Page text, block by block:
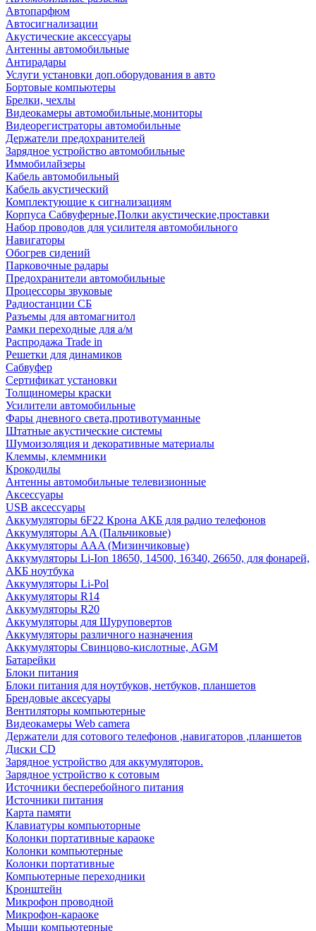
Автопарфюм
Автосигнализации
Акустические аксессуары
Антенны автомобильные
Антирадары
Услуги установки доп.оборудования в авто
Бортовые компьютеры
Брелки, чехлы
Видеокамеры автомобильные,мониторы
Видеорегистраторы автомобильные
Держатели предохранителей
Зарядное устройство автомобильные
Иммобилайзеры
Кабель автомобильный
Кабель акустический
Комплектующие к сигнализациям
Корпуса Сабвуферные,Полки акустические,проставки
Набор проводов для усилителя автомобильного
Навигаторы
Обогрев сидений
Парковочные радары
Предохранители автомобильные
Процессоры звуковые
Радиостанции СБ
Разъемы для автомагнитол
Рамки переходные для а/м
Распродажа Trade in
Решетки для динамиков
Сабвуфер
Сертификат установки
Толщиномеры краски
Усилители автомобильные
Фары дневного света,противотуманные
Штатные акустические системы
Шумоизоляция и декоративные материалы
Клеммы, клеммники
Крокодилы
Антенны автомобильные телевизионные
Аксессуары
USB аксессуары
Аккумуляторы 6F22 Крона АКБ для радио телефонов
Аккумуляторы AA (Пальчиковые)
Аккумуляторы AAA (Мизинчиковые)
Аккумуляторы Li-Ion 18650, 14500, 16340, 26650, для фонарей,
АКБ ноутбука
Аккумуляторы Li-Pol
Аккумуляторы R14
Аккумуляторы R20
Аккумуляторы для Шуруповертов
Аккумуляторы различного назначения
Аккумуляторы Свинцово-кислотные, AGM
Батарейки
Блоки питания
Блоки питания для ноутбуков, нетбуков, планшетов
Брендовые аксесуары
Вентиляторы компьютерные
Видеокамеры Web camera
Держатели для сотового телефонов ,навигаторов ,планшетов
Диски CD
Зарядное устройство для аккумуляторов.
Зарядное устройство к сотовым
Источники бесперебойного питания
Источники питания
Карта памяти
Клавиатуры компьюторные
Колонки портативные караоке
Колонки компьютерные
Колонки портативные
Компьютерные переходники
Кронштейн
Микрофон проводной
Микрофон-караоке
Мыши компьютерные